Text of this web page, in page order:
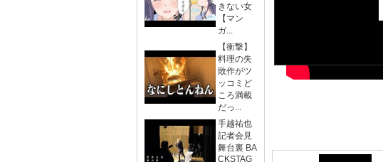
きない女
【マン
ガ...
【衝撃】
料理の失
敗作がツ
ッコミど
ころ満載
だっ...
手越祐也
記者会見
舞台裏 BA
CKSTAG